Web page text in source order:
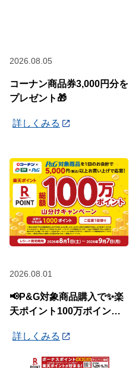
2026.08.05
コーナン商品券3,000円分を
プレゼント🎁
詳しくみる
2026.08.01
📢P&G対象商品購入で✨楽
天ポイント100万ポイント
詳しくみる